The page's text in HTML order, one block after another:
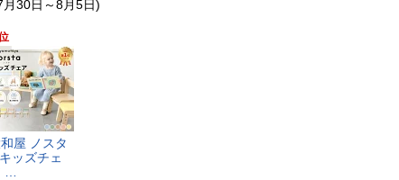
30日～8月5日)
屋​ ​ノ​ス​タ​
ッ​ズ​チ​ェ​
​…